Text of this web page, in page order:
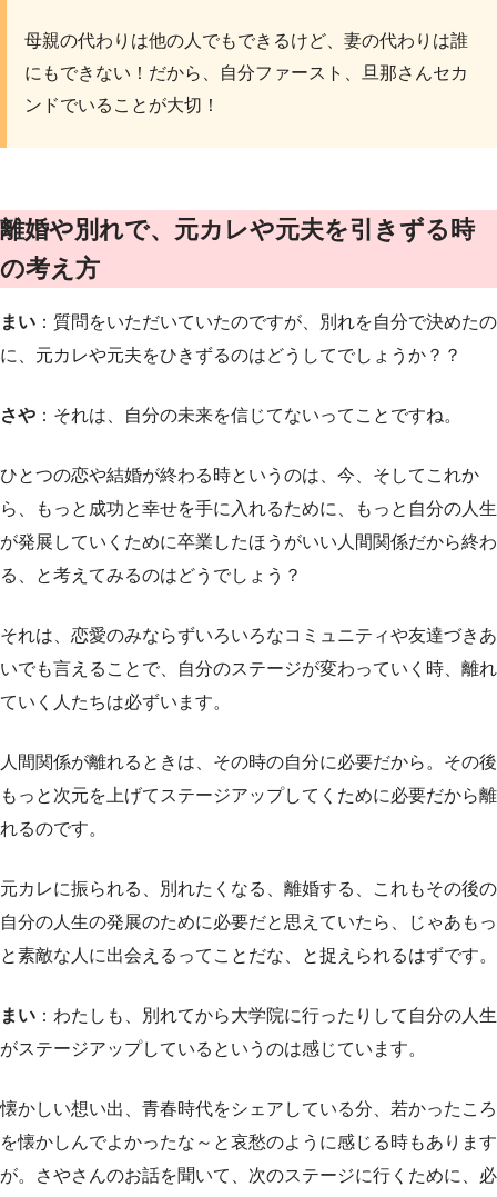
母親の代わりは他の人でもできるけど、妻の代わりは誰
にもできない！だから、自分ファースト、旦那さんセカ
ンドでいることが大切！
離婚や別れで、元カレや元夫を引きずる時
の考え方
まい ：質問をいただいていたのですが、別れを自分で決めたの
に、元カレや元夫をひきずるのはどうしてでしょうか？？
さや ：それは、自分の未来を信じてないってことですね。
ひとつの恋や結婚が終わる時というのは、今、そしてこれか
ら、もっと成功と幸せを手に入れるために、もっと自分の人生
が発展していくために卒業したほうがいい人間関係だから終わ
る、と考えてみるのはどうでしょう？
それは、恋愛のみならずいろいろなコミュニティや友達づきあ
いでも言えることで、自分のステージが変わっていく時、離れ
ていく人たちは必ずいます。
人間関係が離れるときは、その時の自分に必要だから。その後
もっと次元を上げてステージアップしてくために必要だから離
れるのです。
元カレに振られる、別れたくなる、離婚する、これもその後の
自分の人生の発展のために必要だと思えていたら、じゃあもっ
と素敵な人に出会えるってことだな、と捉えられるはずです。
まい ：わたしも、別れてから大学院に行ったりして自分の人生
がステージアップしているというのは感じています。
懐かしい想い出、青春時代をシェアしている分、若かったころ
を懐かしんでよかったな～と哀愁のように感じる時もあります
が。さやさんのお話を聞いて、次のステージに行くために、必